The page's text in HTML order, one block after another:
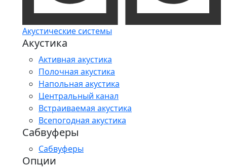
Акустические системы
Акустика
Активная акустика
Полочная акустика
Напольная акустика
Центральный канал
Встраиваемая акустика
Всепогодная акустика
Сабвуферы
Сабвуферы
Опции